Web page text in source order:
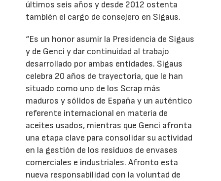
últimos seis años y desde 2012 ostenta
también el cargo de consejero en Sigaus.
“Es un honor asumir la Presidencia de Sigaus
y de Genci y dar continuidad al trabajo
desarrollado por ambas entidades. Sigaus
celebra 20 años de trayectoria, que le han
situado como uno de los Scrap más
maduros y sólidos de España y un auténtico
referente internacional en materia de
aceites usados, mientras que Genci afronta
una etapa clave para consolidar su actividad
en la gestión de los residuos de envases
comerciales e industriales. Afronto esta
nueva responsabilidad con la voluntad de